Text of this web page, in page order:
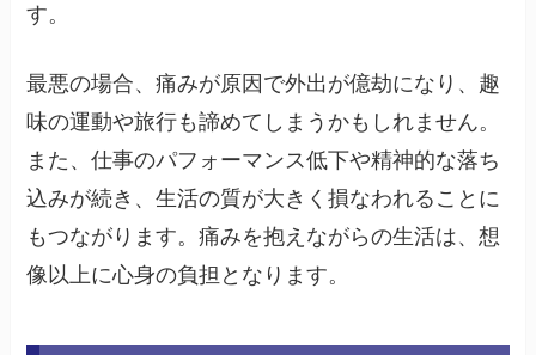
す。
最悪の場合、痛みが原因で外出が億劫になり、趣
味の運動や旅行も諦めてしまうかもしれません。
また、仕事のパフォーマンス低下や精神的な落ち
込みが続き、生活の質が大きく損なわれることに
もつながります。痛みを抱えながらの生活は、想
像以上に心身の負担となります。